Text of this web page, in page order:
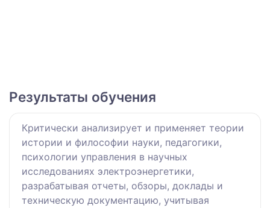
Результаты обучения
Критически анализирует и применяет теории
истории и философии науки, педагогики,
психологии управления в научных
исследованиях электроэнергетики,
разрабатывая отчеты, обзоры, доклады и
техническую документацию, учитывая